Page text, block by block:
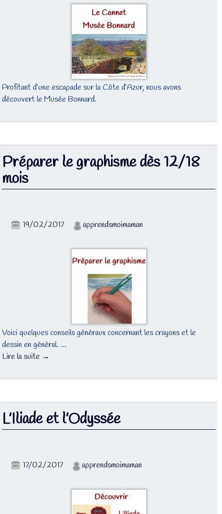
Profitant d’une escapade sur la Côte d’Azur, nous avons
découvert le Musée Bonnard.
Préparer le graphisme dès 12/18
mois
19/02/2017 apprendsmoimaman
Voici quelques conseils généraux concernant les crayons et le
dessin en général. …
Lire la suite →
L’Iliade et l’Odyssée
17/02/2017 apprendsmoimaman